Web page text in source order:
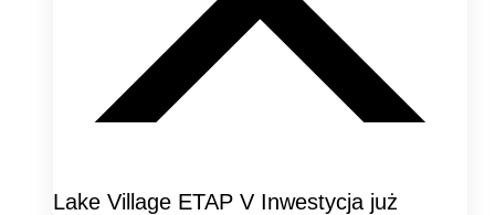
Lake Village ETAP V Inwestycja już